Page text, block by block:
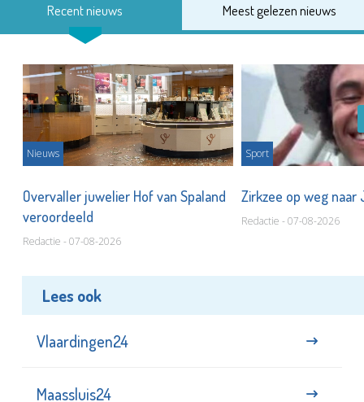
Recent nieuws Meest gelezen nieuws
Nieuws
Overvaller juwelier Hof van Spaland
veroordeeld
Redactie - 07-08-2026
Sport
Zirkzee op weg
Redactie - 07-08-2026
Lees ook
Vlaardingen24
Maassluis24